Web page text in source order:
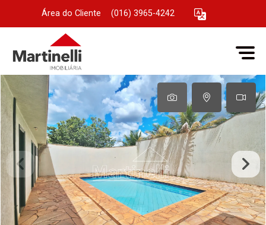
Área do Cliente (016) 3965-4242